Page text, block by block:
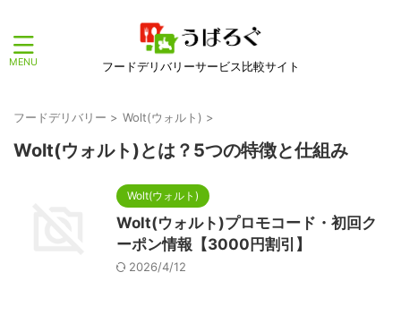
フードデリバリーサービス比較サイト
フードデリバリー > Wolt(ウォルト) >
Wolt(ウォルト)とは？5つの特徴と仕組み
Wolt(ウォルト)
Wolt(ウォルト)プロモコード・初回ク
ーポン情報【3000円割引】
2026/4/12